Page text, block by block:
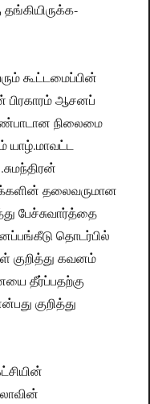
கூட்டமைப்பின்
பிரகாரம் ஆசனப்
நிலைமை
யாழ்.மாவட்ட
தலைவருமான
பேச்சுவார்த்தை
தொடர்பில்
குறித்து கவனம்
தீர்ப்பதற்கு
குறித்து